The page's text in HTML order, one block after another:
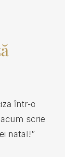
într-o
scrie
natal!”